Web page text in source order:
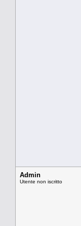
Admin
Utente non iscritto